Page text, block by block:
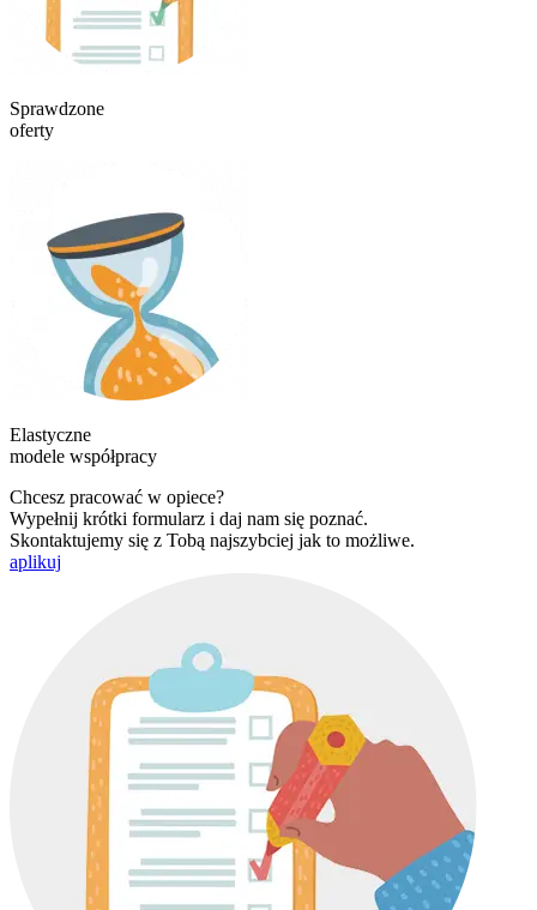
Sprawdzone
oferty
Elastyczne
modele współpracy
Chcesz pracować w opiece?
Wypełnij krótki formularz i daj nam się poznać.
Skontaktujemy się z Tobą najszybciej jak to możliwe.
aplikuj